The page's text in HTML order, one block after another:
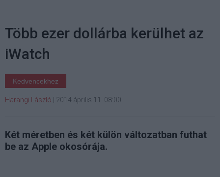
Több ezer dollárba kerülhet az
iWatch
Kedvencekhez
Harangi László 2014 április 11. 08:00
Két méretben és két külön változatban futhat
be az Apple okosórája.